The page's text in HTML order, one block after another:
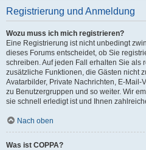
Registrierung und Anmeldung
Wozu muss ich mich registrieren?
Eine Registrierung ist nicht unbedingt
dieses Forums entscheidet, ob Sie
schreiben. Auf jeden Fall erhalten Sie als
zusätzliche Funktionen, die Gästen nicht
Avatarbilder, Private Nachrichten, E-Mail-
zu Benutzergruppen und so weiter. Wir
sie schnell erledigt ist und Ihnen
Nach oben
Was ist COPPA?